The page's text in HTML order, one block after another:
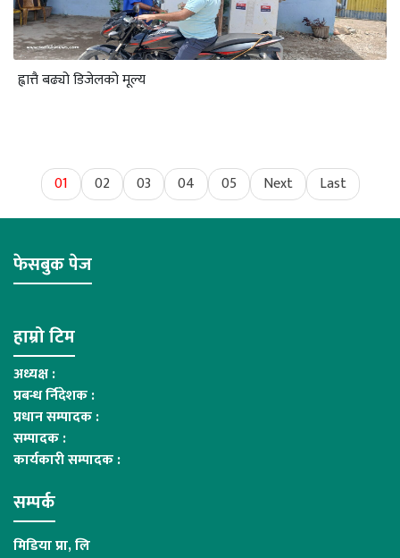
ह्वात्तै बढ्यो डिजेलको मूल्य
01 02 03 04 05 Next Last
फेसबुक पेज
हाम्रो टिम
अध्यक्ष :
प्रबन्ध र्निदेशक :
प्रधान सम्पादक :
सम्पादक :
कार्यकारी सम्पादक :
सम्पर्क
मिडिया प्रा, लि